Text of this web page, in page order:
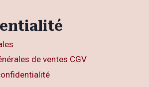
de ventes CGV